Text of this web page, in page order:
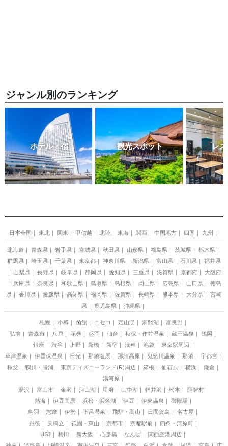
ジャンル別のランキング
ホテル・宿 観光スポット レ
日本全国 東北 関東 甲信越 北陸 東海 関西 中国地方 四国 九州
北海道 青森県 岩手県 宮城県 秋田県 山形県 福島県 茨城県
栃木県
群馬県
埼玉県 千葉県 東京都 神奈川県 新潟県 富山県 石川県
福井県
山梨県
長野県 岐阜県 静岡県 愛知県 三重県 滋賀県 京都府
大阪府
兵庫県
奈良県 和歌山県 鳥取県 島根県 岡山県 広島県 山口県
徳島
県
香川県 愛媛県 高知県 福岡県 佐賀県 長崎県 熊本県 大分県
宮崎
県
鹿児島県 沖縄県
札幌 小樽 函館 ニセコ 定山渓 洞爺湖
富良野
弘前
青森市 八戸 花巻 盛岡 仙台 秋保・作並温泉 蔵王温泉
鶴岡
銀座
渋谷 上野 新橋 新宿 浅草 池袋
東京駅周辺
草津温泉
伊香保温泉 日光 那須塩原 那須高原 鬼怒川温泉 那須
宇都宮
秩父
鴨川・勝浦 東京ディズニーランド(R)周辺 箱根 仙石原 横浜
鎌倉
湯河原
湯沢
富山市 金沢 河口湖 甲府 山中湖 軽井沢 松本
阿智村
熱海
伊豆高原 浜松・浜名湖 伊豆 伊東温泉
御殿場
鳥羽
志摩 伊勢 下呂温泉 飛騨・高山 日間賀島
名古屋
丹後
天橋立 祇園・東山 京都市 京都駅前
四条・河原町
USJ
梅田 新大阪 心斎橋 なんば
関西空港周辺